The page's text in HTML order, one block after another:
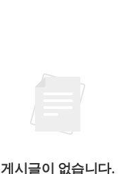
게시글이 없습니다.